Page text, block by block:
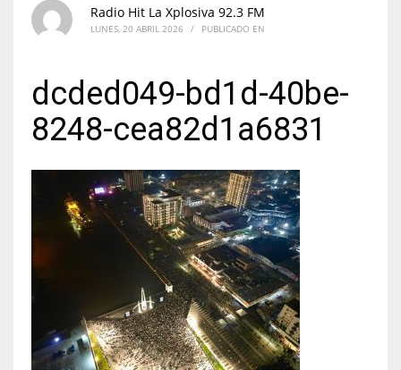
Radio Hit La Xplosiva 92.3 FM
LUNES, 20 ABRIL 2026 / PUBLICADO EN
dcded049-bd1d-40be-
8248-cea82d1a6831